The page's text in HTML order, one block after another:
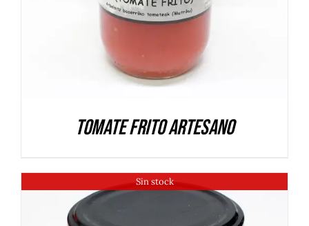
Tomate frito artesano
Sin stock